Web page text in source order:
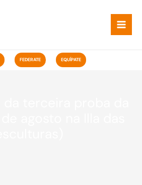
FEDERATE EQUÍPATE